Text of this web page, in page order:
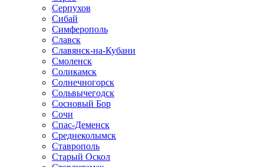
Серпухов
Сибай
Симферополь
Славск
Славянск-на-Кубани
Смоленск
Соликамск
Солнечногорск
Сольвычегодск
Сосновый Бор
Сочи
Спас-Деменск
Среднеколымск
Ставрополь
Старый Оскол